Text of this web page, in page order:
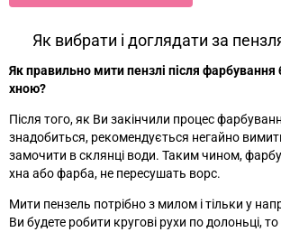
Як вибрати і доглядати за
Як правильно мити пензлі після
хною?
Після того, як Ви закінчили процес
знадобиться, рекомендується негайно
замочити в склянці води. Таким чином,
хна або фарба, не пересушать ворс.
Мити пензель потрібно з милом і тільки у
Ви будете робити кругові рухи по долоньці, то